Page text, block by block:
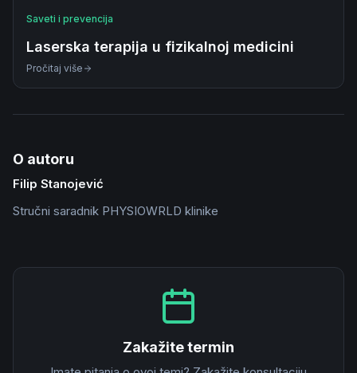
Saveti i prevencija
Laserska terapija u fizikalnoj medicini
Pročitaj više
O autoru
Filip Stanojević
Stručni saradnik PHYSIOWRLD klinike
Zakažite termin